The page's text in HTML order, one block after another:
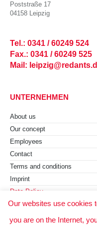
Poststraße 17
04158 Leipzig
Tel.: 0341 / 60249 524
Fax.: 0341 / 60249 525
Mail:
UNTERNEHMEN
About us
Our concept
Employees
Contact
Terms and conditions
Imprint
Data Policy
LEISTUNGEN
Our websites use cookies
you are on the Internet,